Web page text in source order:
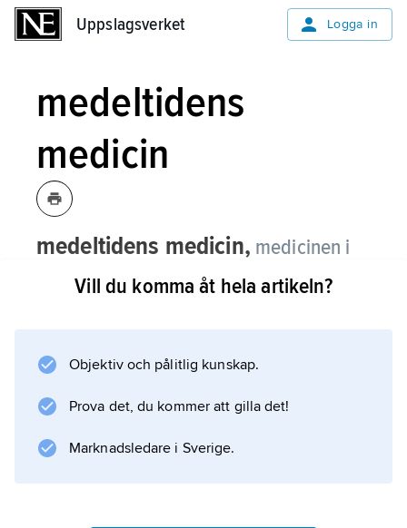
Uppslagsverket Logga in
medeltidens
medicin
medeltidens medicin, medicinen i
Västeuropa efter det västromerska
rikets fall och fram till ca 1500.
bysantinsk medicin
Litteraturanvisning
Vill du komma åt hela artikeln?
Objektiv och pålitlig kunskap.
Prova det, du kommer att gilla det!
Marknadsledare i Sverige.